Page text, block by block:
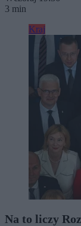
3 min
Kraj
Na to liczy